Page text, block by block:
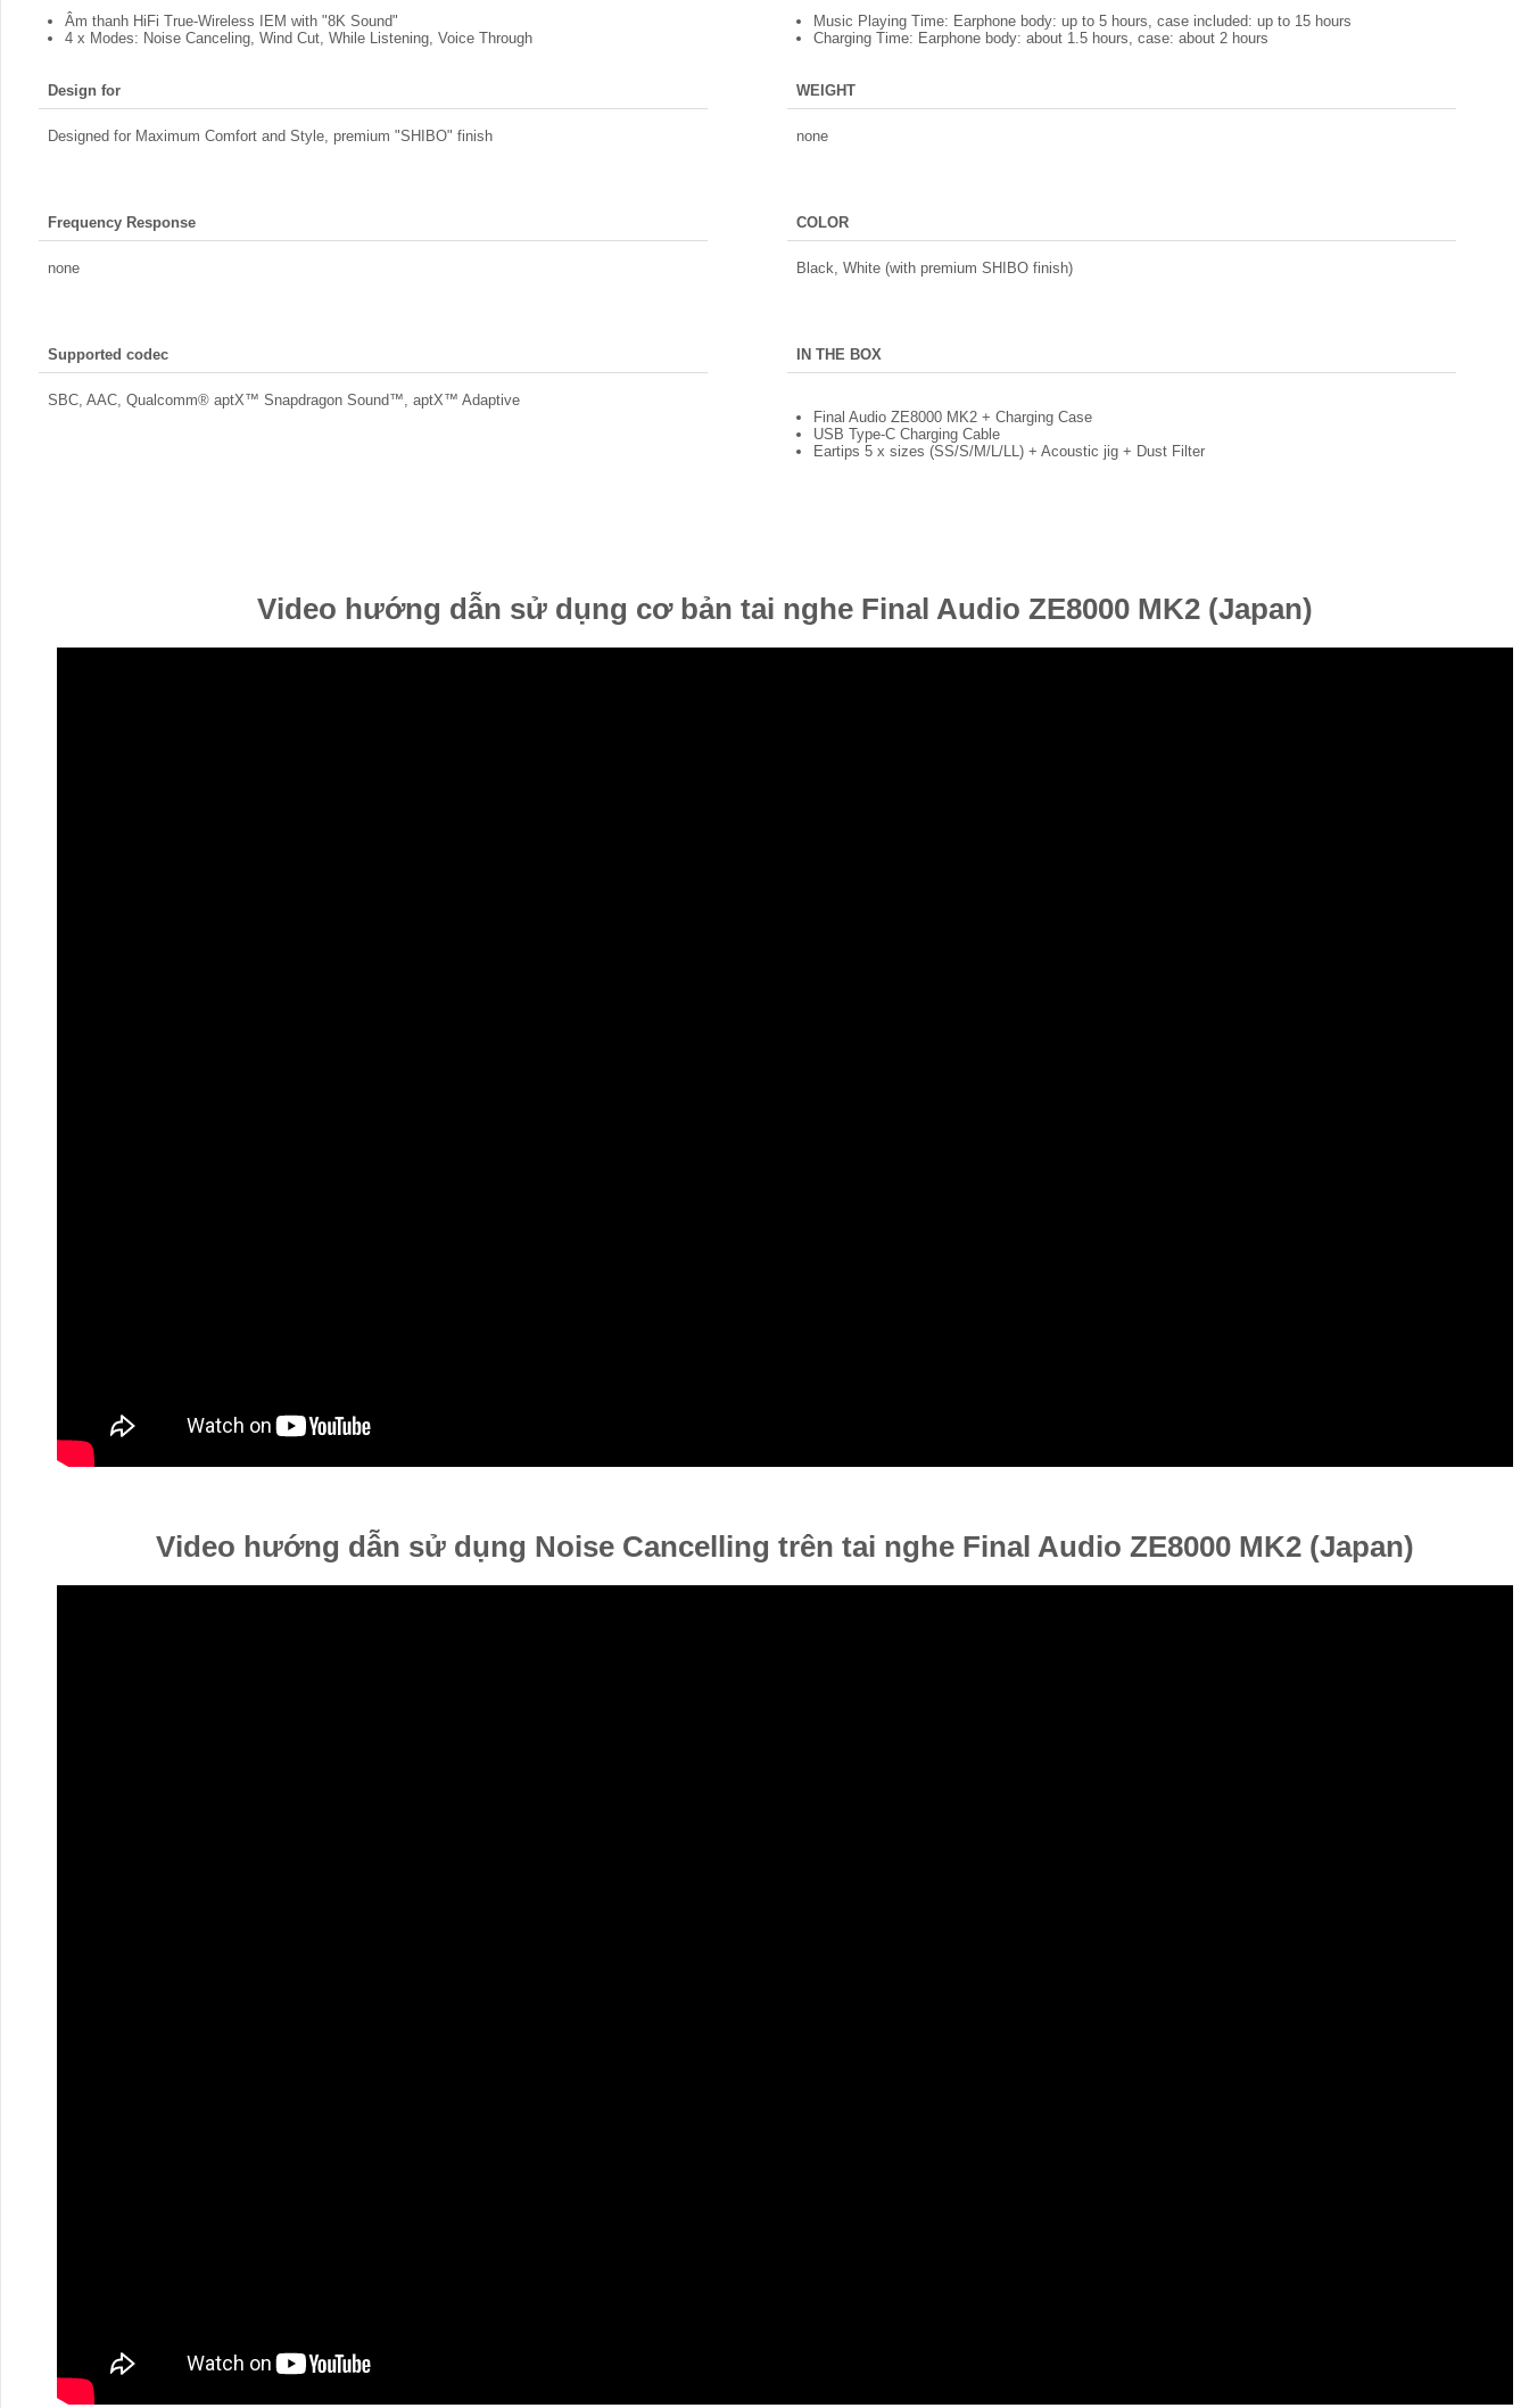
Âm thanh HiFi True-Wireless IEM with "8K Sound"
4 x Modes: Noise Canceling, Wind Cut, While Listening, Voice Through
Design for
Designed for Maximum Comfort and Style, premium "SHIBO" finish
Frequency Response
none
Supported codec
SBC, AAC, Qualcomm® aptX™ Snapdragon Sound™, aptX™ Adaptive
Music Playing Time: Earphone body: up to 5 hours, case included: up to 15 hours
Charging Time: Earphone body: about 1.5 hours, case: about 2 hours
WEIGHT
none
COLOR
Black, White (with premium SHIBO finish)
IN THE BOX
Final Audio ZE8000 MK2 + Charging Case
USB Type-C Charging Cable
Eartips 5 x sizes (SS/S/M/L/LL) + Acoustic jig + Dust Filter
Video hướng dẫn sử dụng cơ bản tai nghe Final Audio ZE8000 MK2 (Japan)
Video hướng dẫn sử dụng Noise Cancelling trên tai nghe Final Audio ZE8000 MK2 (Japan)